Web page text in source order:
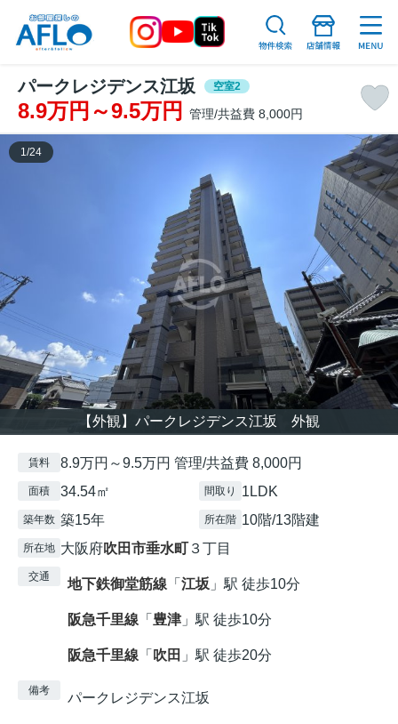
パークレジデンス江坂 空室2
8.9万円～9.5万円 管理/共益費 8,000円
【外観】パークレジデンス江坂 外観
1 /24
賃料 8.9万円～9.5万円 管理/共益費 8,000円
面積 34.54㎡ 間取り 1LDK
築年数 築15年 所在階 10階/13階建
所在地 大阪府吹田市垂水町 ３丁目
交通 地下鉄御堂筋線 「 江坂 」駅 徒歩10分
阪急千里線 「 豊津 」駅 徒歩10分
阪急千里線 「 吹田 」駅 徒歩20分
備考 パークレジデンス江坂